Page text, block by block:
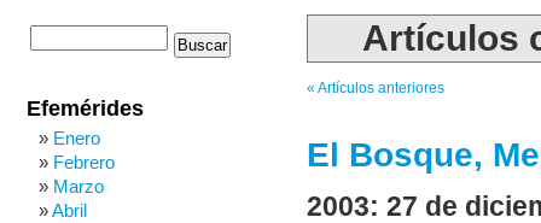
Artículos
« Artículos anteriores
El Bosque,
2003: 27 de
Efemérides
Enero
Febrero
Marzo
Abril